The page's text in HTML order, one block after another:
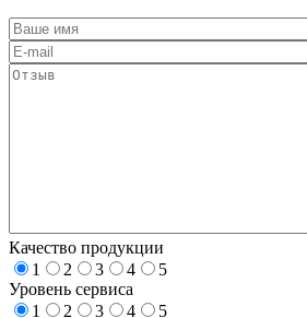
Качество продукции
1
2 3 4
5
Уровень сервиса
1
2 3 4 5